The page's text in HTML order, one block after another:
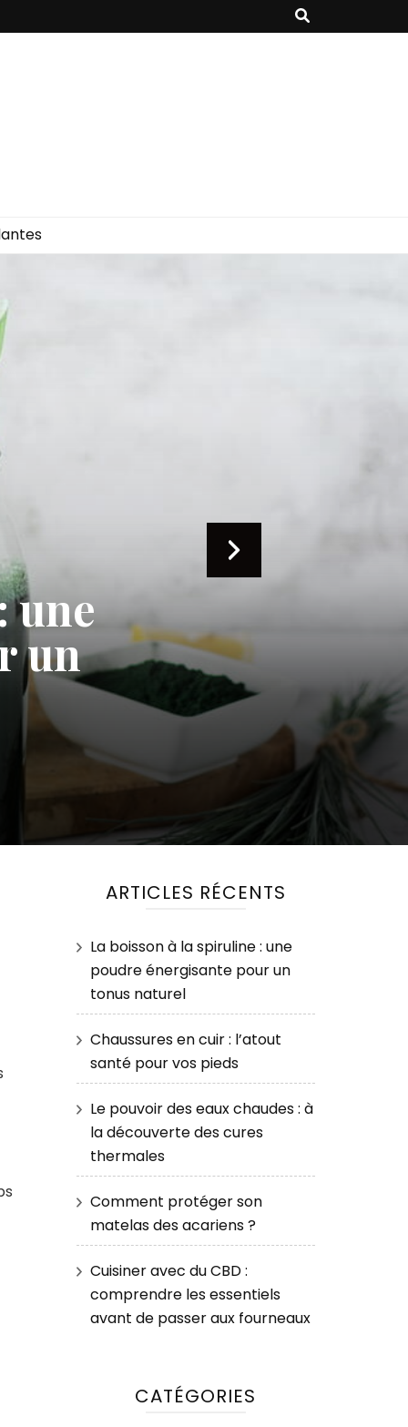
ARTICLES RÉCENTS
La boisson à la spiruline : une
poudre énergisante pour un
tonus naturel
Chaussures en cuir : l’atout
santé pour vos pieds
Le pouvoir des eaux chaudes : à
la découverte des cures
thermales
Comment protéger son
matelas des acariens ?
Cuisiner avec du CBD :
comprendre les essentiels
avant de passer aux fourneaux
CATÉGORIES